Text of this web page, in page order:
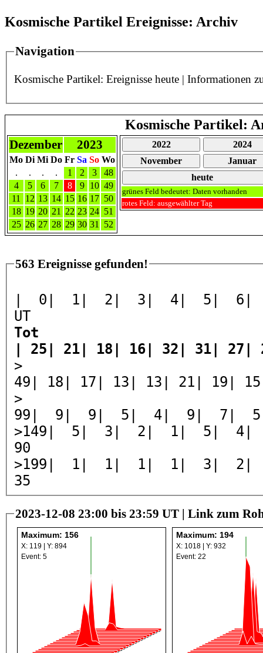
Kosmische Partikel Ereignisse: Archiv
Navigation
Kosmische Partikel: Ereignisse heute | Informationen
Kosmische Partikel:
Dezember 2023
Mo Di Mi Do Fr Sa So Wo
.
. . . 1 2 3
48
4
5 6 7 8 9 10 49
11
12 13 14 15 16 17 50
18 19 20 21 22 23 24 51
25 26 27 28 29 30 31 52
2022
2024
November
Januar
heute
grünes Feld bedeutet: Daten vorhanden
rotes Feld: ausgewählter Tag
563 Ereignisse gefunden!
| 0| 1| 2| 3| 4| 5| 6| 7| 8|
UT
Tot
| 25| 21| 18| 16| 32| 31| 27|
>
49| 18| 17| 13| 13| 21| 19|
>
99| 9| 9| 5| 4| 9| 7| 5|
>149| 5| 3| 2| 1| 5|
90
>199| 1| 1| 1| 1| 3|
35
2023-12-08 23:00 bis 23:59 UT | Link zum
Maximum: 156
X: 119 | Y: 894
Event: 5
Maximum: 194
X: 1018 | Y: 932
Event: 22